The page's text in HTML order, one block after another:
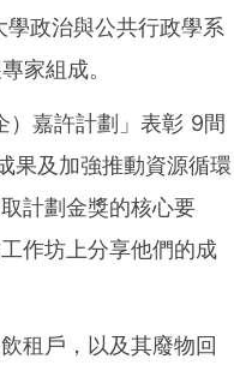
政治與公共行政學系
家組成。
）嘉許計劃」表彰 9間
果及加強推動資源循環
計劃金獎的核心要
作坊上分享他們的成
租戶，以及其廢物回